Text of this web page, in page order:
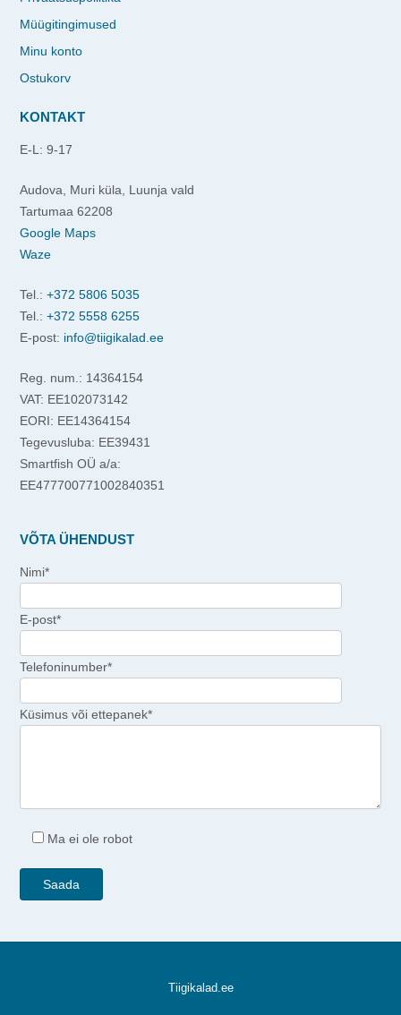
Müügitingimused
Minu konto
Ostukorv
KONTAKT
E-L: 9-17
Audova, Muri küla, Luunja vald
Tartumaa 62208
Google Maps
Waze
Tel.: +372 5806 5035
Tel.: +372 5558 6255
E-post: info@tiigikalad.ee
Reg. num.: 14364154
VAT: EE102073142
EORI: EE14364154
Tegevusluba: EE39431
Smartfish OÜ a/a:
EE477700771002840351
VÕTA ÜHENDUST
Nimi*
E-post*
Telefoninumber*
Küsimus või ettepanek*
Ma ei ole robot
Tiigikalad.ee